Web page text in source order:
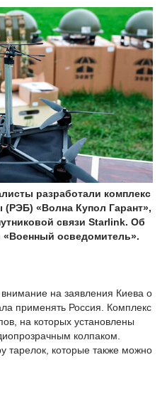
разработали комплекс
«Волна Купол Гарант»,
связи Starlink. Об
«Военный осведомитель».
на заявления Киева о
применять Россия. Комплекс
на которых установлены
колпаком.
тарелок, которые также можно